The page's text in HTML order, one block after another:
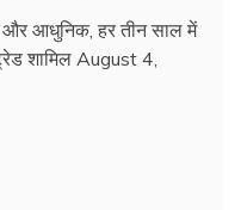
आधुनिक, हर तीन साल में
शामिल August 4,